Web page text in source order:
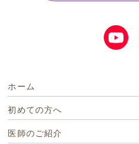
ホーム
初めての方へ
医師のご紹介